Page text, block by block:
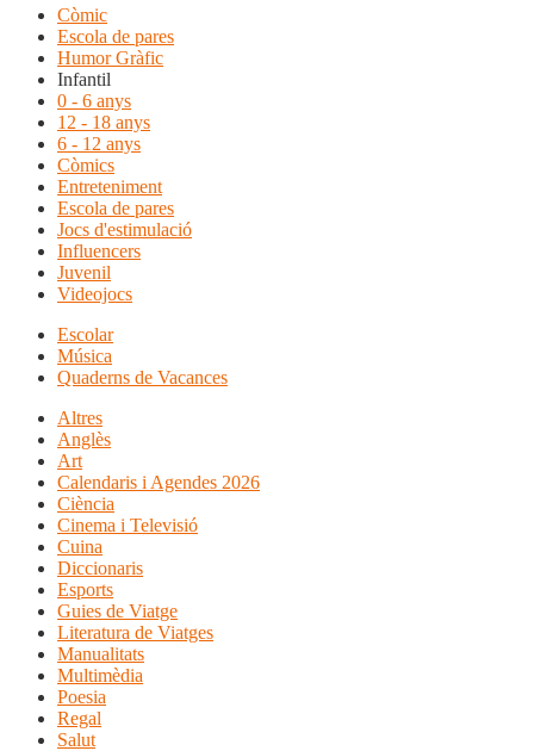
Còmic
Escola de pares
Humor Gràfic
Infantil
0 - 6 anys
12 - 18 anys
6 - 12 anys
Còmics
Entreteniment
Escola de pares
Jocs d'estimulació
Influencers
Juvenil
Videojocs
Escolar
Música
Quaderns de Vacances
Altres
Anglès
Art
Calendaris i Agendes 2026
Ciència
Cinema i Televisió
Cuina
Diccionaris
Esports
Guies de Viatge
Literatura de Viatges
Manualitats
Multimèdia
Poesia
Regal
Salut